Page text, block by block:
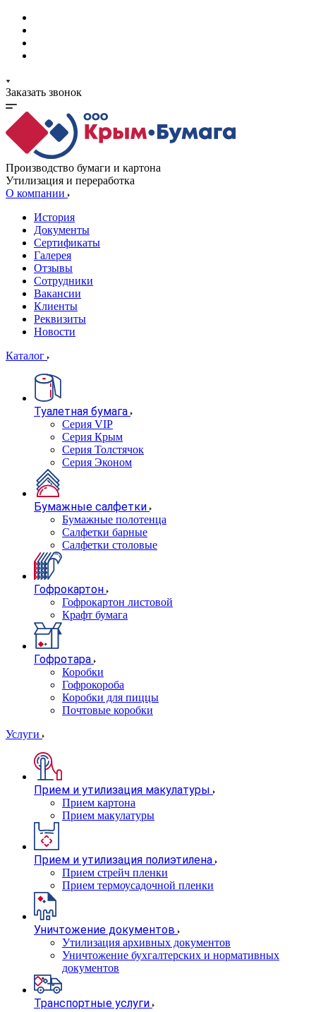
Заказать звонок
Производство бумаги и картона
Утилизация и переработка
О компании
История
Документы
Сертификаты
Галерея
Отзывы
Сотрудники
Вакансии
Клиенты
Реквизиты
Новости
Каталог
Туалетная бумага
Серия VIP
Серия Крым
Серия Толстячок
Серия Эконом
Бумажные салфетки
Бумажные полотенца
Салфетки барные
Салфетки столовые
Гофрокартон
Гофрокартон листовой
Крафт бумага
Гофротара
Коробки
Гофрокороба
Коробки для пиццы
Почтовые коробки
Услуги
Прием и утилизация макулатуры
Прием картона
Прием макулатуры
Прием и утилизация полиэтилена
Прием стрейч пленки
Прием термоусадочной пленки
Уничтожение документов
Утилизация архивных документов
Уничтожение бухгалтерских и нормативных
документов
Транспортные услуги